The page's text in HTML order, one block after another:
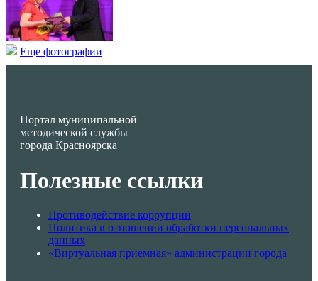
Еще фотографии
Портал муниципальной
методической службы
города Красноярска
Полезные ссылки
Противодействие коррупции
Политика в отношении обработки персональных
данных
«Виртуальная приемная» администрации города